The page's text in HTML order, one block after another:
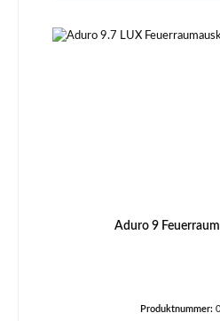
Aduro 9
Produktnummer: